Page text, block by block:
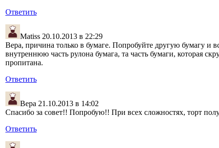
Ответить
Matiss 20.10.2013 в 22:29
Вера, причина только в бумаге. Попробуйте другую бумагу и
внутреннюю часть рулона бумага, та часть бумаги, которая
пропитана.
Ответить
Вера 21.10.2013 в 14:02
Спасибо за совет!! Попробую!! При всех сложностях, торт
Ответить